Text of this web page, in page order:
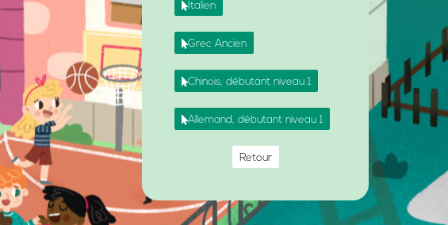
Italien
Grec Ancien
Chinois, débutant niveau 1
Allemand, débutant niveau 1
Retour